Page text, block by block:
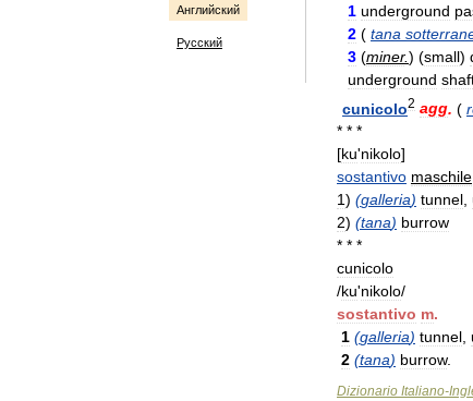
Английский
Русский
1 underground
2 ( tana
3 (miner.) (small)
underground
cunicolo2 agg. (
* * *
[ku'nikolo]
sostantivo maschile
1) (galleria) tunnel,
2) (tana) burrow
* * *
cunicolo
/ku'nikolo/
sostantivo m.
1 (galleria) tunnel,
2 (tana) burrow.
Dizionario Italiano-